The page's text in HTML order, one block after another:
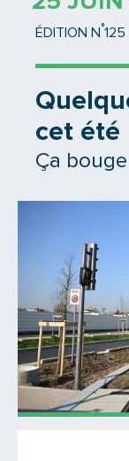
ÉDITION N °125
cet été
Ça